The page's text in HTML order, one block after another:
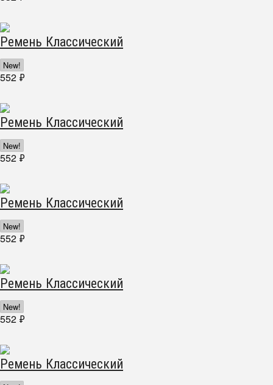
Ремень Классический
New!
552 ₽
Ремень Классический
New!
552 ₽
Ремень Классический
New!
552 ₽
Ремень Классический
New!
552 ₽
Ремень Классический